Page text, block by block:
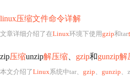
linux压缩文件命令详解
文章详细介绍了在Linux环境下使用gzip和tar
zip压缩unzip解压缩 gzip和gunzip解
本文介绍了Linux系统中tar、 gzip、 gunzip、